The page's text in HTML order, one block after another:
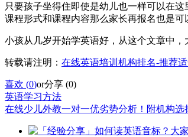
只要孩子坐得住即使是幼儿也一样可以在
课程形式和课程内容那么家长再报名也是可
小孩从几岁开始学英语好，从这个文章中
转载请注明： 在线英语培训机构排名-推荐
喜欢 (0)or分享 (0)
英语学习方法
在线少儿外教一对一优劣势分析！附机构选